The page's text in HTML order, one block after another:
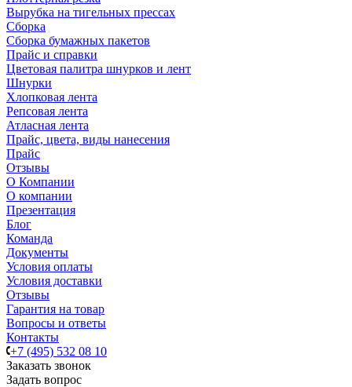
Вырубка на тигельных прессах
Сборка
Сборка бумажных пакетов
Прайс и справки
Цветовая палитра шнурков и лент
Шнурки
Хлопковая лента
Репсовая лента
Атласная лента
Прайс, цвета, виды нанесения
Прайс
Отзывы
О Компании
О компании
Презентация
Блог
Команда
Документы
Условия оплаты
Условия доставки
Отзывы
Гарантия на товар
Вопросы и ответы
Контакты
+7 (495) 532 08 10
Заказать звонок
Задать вопрос